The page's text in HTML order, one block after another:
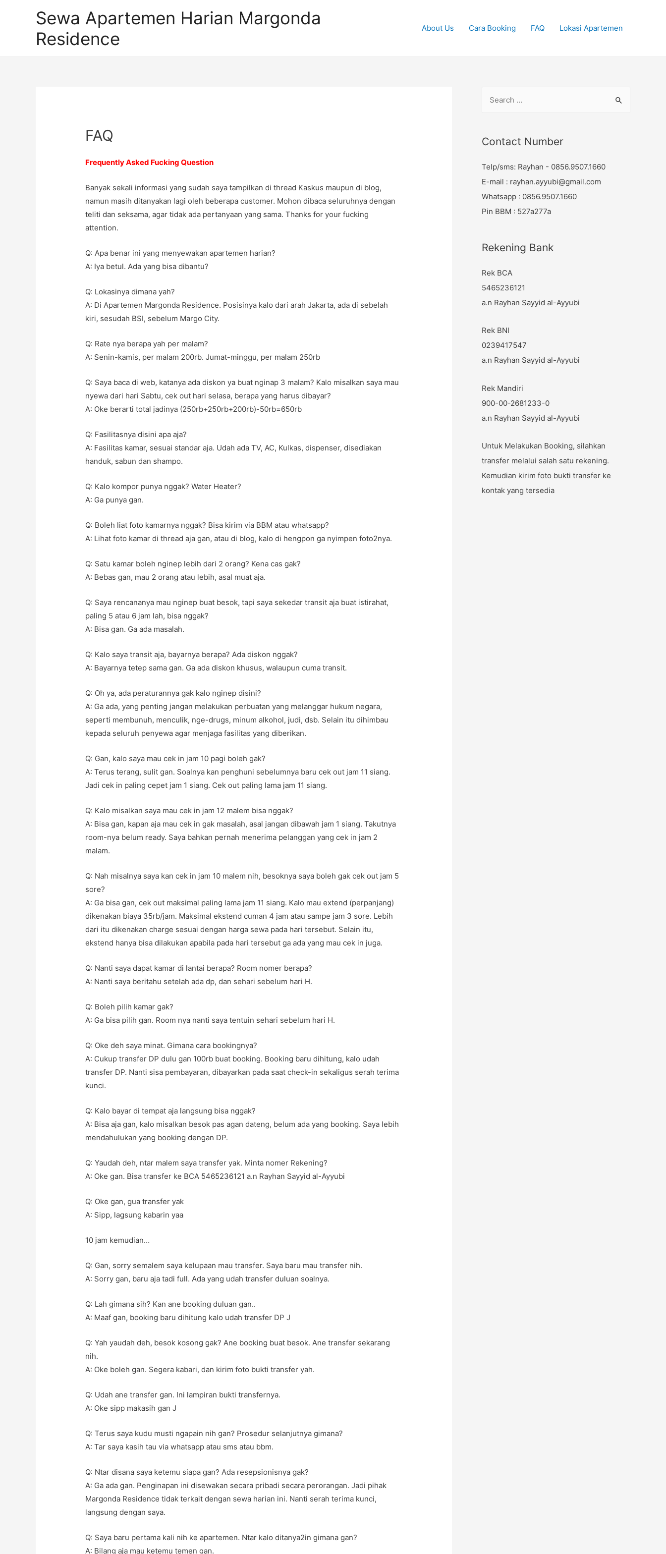
Sewa Apartemen Harian Margonda
Residence
About Us Cara Booking FAQ Lokasi Apartemen
FAQ
Frequently Asked Fucking Question
Banyak sekali informasi yang sudah saya tampilkan di thread Kaskus maupun di blog,
namun masih ditanyakan lagi oleh beberapa customer. Mohon dibaca seluruhnya dengan
teliti dan seksama, agar tidak ada pertanyaan yang sama. Thanks for your fucking
attention.
Q: Apa benar ini yang menyewakan apartemen harian?
A: Iya betul. Ada yang bisa dibantu?
Q: Lokasinya dimana yah?
A: Di Apartemen Margonda Residence. Posisinya kalo dari arah Jakarta, ada di sebelah
kiri, sesudah BSI, sebelum Margo City.
Q: Rate nya berapa yah per malam?
A: Senin-kamis, per malam 200rb. Jumat-minggu, per malam 250rb
Q: Saya baca di web, katanya ada diskon ya buat nginap 3 malam? Kalo misalkan saya mau
nyewa dari hari Sabtu, cek out hari selasa, berapa yang harus dibayar?
A: Oke berarti total jadinya (250rb+250rb+200rb)-50rb=650rb
Q: Fasilitasnya disini apa aja?
A: Fasilitas kamar, sesuai standar aja. Udah ada TV, AC, Kulkas, dispenser, disediakan
handuk, sabun dan shampo.
Q: Kalo kompor punya nggak? Water Heater?
A: Ga punya gan.
Q: Boleh liat foto kamarnya nggak? Bisa kirim via BBM atau whatsapp?
A: Lihat foto kamar di thread aja gan, atau di blog, kalo di hengpon ga nyimpen foto2nya.
Q: Satu kamar boleh nginep lebih dari 2 orang? Kena cas gak?
A: Bebas gan, mau 2 orang atau lebih, asal muat aja.
Q: Saya rencananya mau nginep buat besok, tapi saya sekedar transit aja buat istirahat,
paling 5 atau 6 jam lah, bisa nggak?
A: Bisa gan. Ga ada masalah.
Q: Kalo saya transit aja, bayarnya berapa? Ada diskon nggak?
A: Bayarnya tetep sama gan. Ga ada diskon khusus, walaupun cuma transit.
Q: Oh ya, ada peraturannya gak kalo nginep disini?
A: Ga ada, yang penting jangan melakukan perbuatan yang melanggar hukum negara,
seperti membunuh, menculik, nge-drugs, minum alkohol, judi, dsb. Selain itu dihimbau
kepada seluruh penyewa agar menjaga fasilitas yang diberikan.
Q: Gan, kalo saya mau cek in jam 10 pagi boleh gak?
A: Terus terang, sulit gan. Soalnya kan penghuni sebelumnya baru cek out jam 11 siang.
Jadi cek in paling cepet jam 1 siang. Cek out paling lama jam 11 siang.
Q: Kalo misalkan saya mau cek in jam 12 malem bisa nggak?
A: Bisa gan, kapan aja mau cek in gak masalah, asal jangan dibawah jam 1 siang. Takutnya
room-nya belum ready. Saya bahkan pernah menerima pelanggan yang cek in jam 2
malam.
Q: Nah misalnya saya kan cek in jam 10 malem nih, besoknya saya boleh gak cek out jam 5
sore?
A: Ga bisa gan, cek out maksimal paling lama jam 11 siang. Kalo mau extend (perpanjang)
dikenakan biaya 35rb/jam. Maksimal ekstend cuman 4 jam atau sampe jam 3 sore. Lebih
dari itu dikenakan charge sesuai dengan harga sewa pada hari tersebut. Selain itu,
ekstend hanya bisa dilakukan apabila pada hari tersebut ga ada yang mau cek in juga.
Q: Nanti saya dapat kamar di lantai berapa? Room nomer berapa?
A: Nanti saya beritahu setelah ada dp, dan sehari sebelum hari H.
Q: Boleh pilih kamar gak?
A: Ga bisa pilih gan. Room nya nanti saya tentuin sehari sebelum hari H.
Q: Oke deh saya minat. Gimana cara bookingnya?
A: Cukup transfer DP dulu gan 100rb buat booking. Booking baru dihitung, kalo udah
transfer DP. Nanti sisa pembayaran, dibayarkan pada saat check-in sekaligus serah terima
kunci.
Q: Kalo bayar di tempat aja langsung bisa nggak?
A: Bisa aja gan, kalo misalkan besok pas agan dateng, belum ada yang booking. Saya lebih
mendahulukan yang booking dengan DP.
Q: Yaudah deh, ntar malem saya transfer yak. Minta nomer Rekening?
A: Oke gan. Bisa transfer ke BCA 5465236121 a.n Rayhan Sayyid al-Ayyubi
Q: Oke gan, gua transfer yak
A: Sipp, lagsung kabarin yaa
10 jam kemudian…
Q: Gan, sorry semalem saya kelupaan mau transfer. Saya baru mau transfer nih.
A: Sorry gan, baru aja tadi full. Ada yang udah transfer duluan soalnya.
Q: Lah gimana sih? Kan ane booking duluan gan..
A: Maaf gan, booking baru dihitung kalo udah transfer DP J
Q: Yah yaudah deh, besok kosong gak? Ane booking buat besok. Ane transfer sekarang
nih.
A: Oke boleh gan. Segera kabari, dan kirim foto bukti transfer yah.
Q: Udah ane transfer gan. Ini lampiran bukti transfernya.
A: Oke sipp makasih gan J
Q: Terus saya kudu musti ngapain nih gan? Prosedur selanjutnya gimana?
A: Tar saya kasih tau via whatsapp atau sms atau bbm.
Q: Ntar disana saya ketemu siapa gan? Ada resepsionisnya gak?
A: Ga ada gan. Penginapan ini disewakan secara pribadi secara perorangan. Jadi pihak
Margonda Residence tidak terkait dengan sewa harian ini. Nanti serah terima kunci,
langsung dengan saya.
Q: Saya baru pertama kali nih ke apartemen. Ntar kalo ditanya2in gimana gan?
A: Bilang aja mau ketemu temen gan.
r
h
f
o
r
Contact Number
Telp/sms: Rayhan - 0856.9507.1660
E-mail : rayhan.ayyubi@gmail.com
Whatsapp : 0856.9507.1660
Pin BBM : 527a277a
Rekening Bank
Rek BCA
5465236121
a.n Rayhan Sayyid al-Ayyubi
Rek BNI
0239417547
a.n Rayhan Sayyid al-Ayyubi
Rek Mandiri
900-00-2681233-0
a.n Rayhan Sayyid al-Ayyubi
Untuk Melakukan Booking, silahkan
transfer melalui salah satu rekening.
Kemudian kirim foto bukti transfer ke
kontak yang tersedia